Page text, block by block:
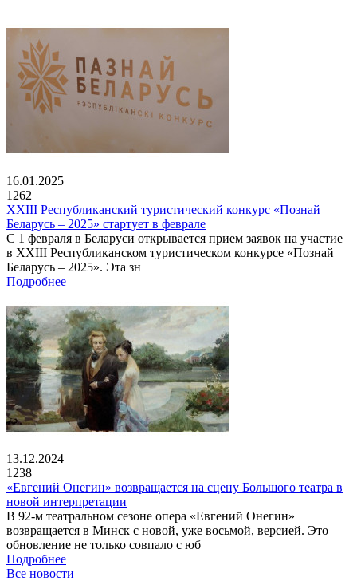
16.01.2025
1262
XXIII Республиканский туристический конкурс «Познай
Беларусь – 2025» стартует в феврале
С 1 февраля в Беларуси открывается прием заявок на участие
в XXIII Республиканском туристическом конкурсе «Познай
Беларусь – 2025». Эта зн
Подробнее
13.12.2024
1238
«Евгений Онегин» возвращается на сцену Большого театра в
новой интерпретации
В 92-м театральном сезоне опера «Евгений Онегин»
возвращается в Минск с новой, уже восьмой, версией. Это
обновление не только совпало с юб
Подробнее
Все новости